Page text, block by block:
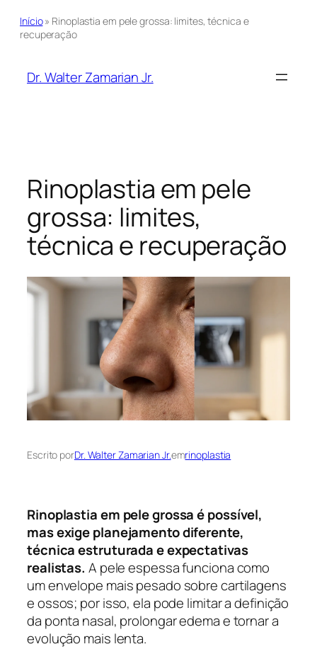
Início» Rinoplastia em pele grossa: limites, técnica e
recuperação
Dr. Walter Zamarian Jr.
Rinoplastia em pele
grossa: limites,
técnica e recuperação
Escrito porDr. Walter Zamarian Jr.emrinoplastia
Rinoplastia em pele grossa é possível,
mas exige planejamento diferente,
técnica estruturada e expectativas
realistas. A pele espessa funciona como
um envelope mais pesado sobre cartilagens
e ossos; por isso, ela pode limitar a definição
da ponta nasal, prolongar edema e tornar a
evolução mais lenta.